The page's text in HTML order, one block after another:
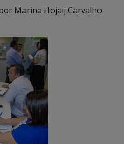
Marina Hojaij Carvalho